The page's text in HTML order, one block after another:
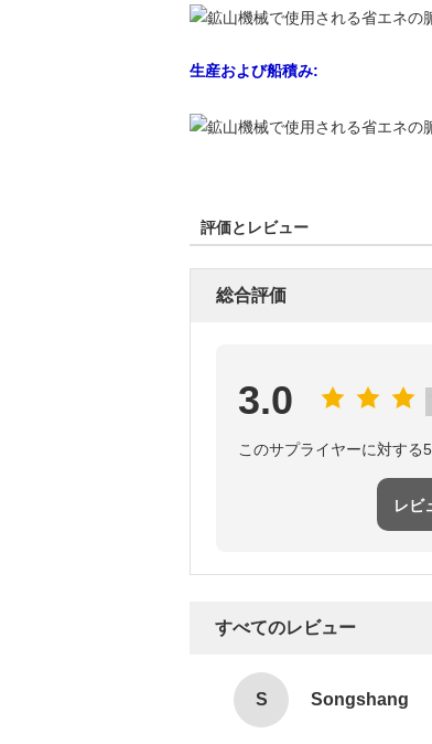
生産および船積み:
評価とレビュー
総合評価
3.0
このサプライヤーに対する
レビ
すべてのレビュー
S Songshang